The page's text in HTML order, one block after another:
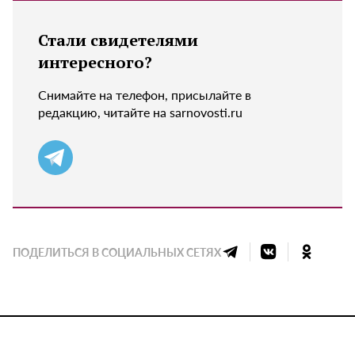
Стали свидетелями
интересного?
Снимайте на телефон, присылайте в
редакцию, читайте на sarnovosti.ru
ПОДЕЛИТЬСЯ В СОЦИАЛЬНЫХ СЕТЯХ